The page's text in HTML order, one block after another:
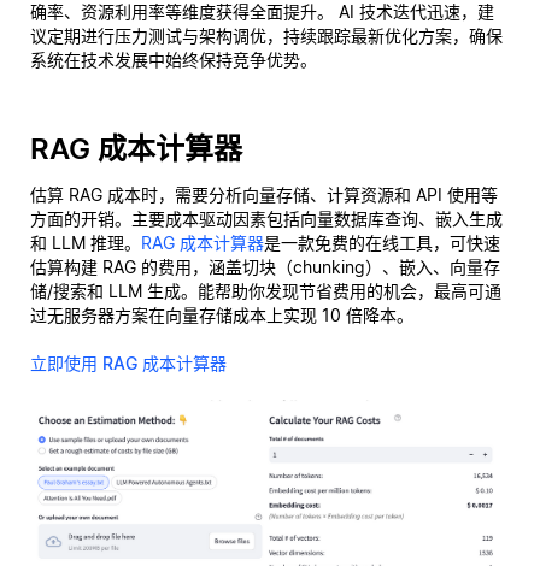
确率、资源利用率等维度获得全面提升。 AI 技术迭代迅速，建
议定期进行压力测试与架构调优，持续跟踪最新优化方案，确保
系统在技术发展中始终保持竞争优势。
RAG 成本计算器
估算 RAG 成本时，需要分析向量存储、计算资源和 API 使用等
方面的开销。主要成本驱动因素包括向量数据库查询、嵌入生成
和 LLM 推理。 RAG 成本计算器是一款免费的在线工具，可快速
估算构建 RAG 的费用，涵盖切块（chunking）、嵌入、向量存
储/搜索和 LLM 生成。能帮助你发现节省费用的机会，最高可通
过无服务器方案在向量存储成本上实现 10 倍降本。
立即使用 RAG 成本计算器